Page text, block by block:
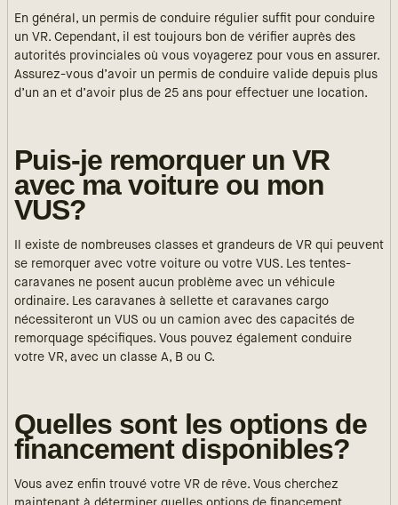
En général, un permis de conduire régulier suffit pour conduire
un VR. Cependant, il est toujours bon de vérifier auprès des
autorités provinciales où vous voyagerez pour vous en assurer.
Assurez-vous d’avoir un permis de conduire valide depuis plus
d’un an et d’avoir plus de 25 ans pour effectuer une location.
Puis-je remorquer un VR
avec ma voiture ou mon
VUS?
Il existe de nombreuses classes et grandeurs de VR qui peuvent
se remorquer avec votre voiture ou votre VUS. Les tentes-
caravanes ne posent aucun problème avec un véhicule
ordinaire. Les caravanes à sellette et caravanes cargo
nécessiteront un VUS ou un camion avec des capacités de
remorquage spécifiques. Vous pouvez également conduire
votre VR, avec un classe A, B ou C.
Quelles sont les options de
financement disponibles?
Vous avez enfin trouvé votre VR de rêve. Vous cherchez